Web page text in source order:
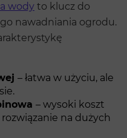
wody to klucz do
nawadniania ogrodu.
– łatwa w użyciu, ale
– wysoki koszt
na dużych